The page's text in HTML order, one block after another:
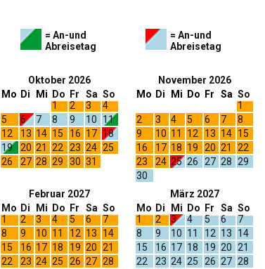
= An-und
Abreisetag
= An-und
Abreisetag
Oktober 2026
Mo Di Mi
Do
1
Fr
2
Sa
3
So
4
5
6 7 8 9 10
11
12
13 14 15 16 17 18
19
20 21 22 23 24 25
26
27 28 29 30 31
November 2026
Mo Di Mi Do Fr Sa So
1
2
3 4 5 6 7
8
9
10 11 12 13 14 15
16
17 18 19 20 21
22
23
24 25 26 27 28 29
30
Februar 2027
Mo
1
Di
2
Mi
3
Do
4
Fr
5
Sa
6
So
7
8
9 10 11 12 13
14
15
16 17 18 19 20 21
22
23 24 25 26 27 28
März 2027
Mo
1
Di
2
Mi
3
Do
4
Fr
5
Sa
6
So
7
8
9 10 11 12 13
14
15
16 17 18 19 20 21
22
23 24 25 26 27 28